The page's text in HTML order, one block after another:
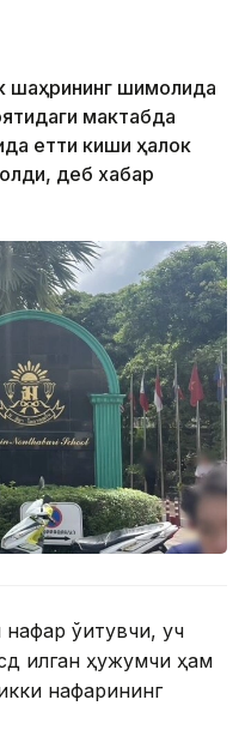
шаҳрининг шимолида
мактабда
етти киши ҳалок
деб хабар
ўқитувчи, уч
қилган ҳужумчи ҳам
нафарининг